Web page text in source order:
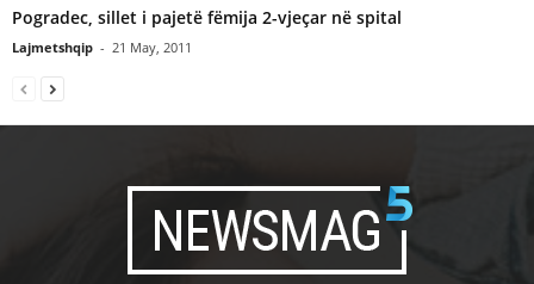
Pogradec, sillet i pajetë fëmija 2-vjeçar në spital
Lajmetshqip - 21 May, 2011